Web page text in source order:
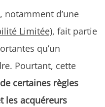
notamment d’une
Limitée), fait partie
qu’un
Pourtant, cette
certaines règles
les acquéreurs